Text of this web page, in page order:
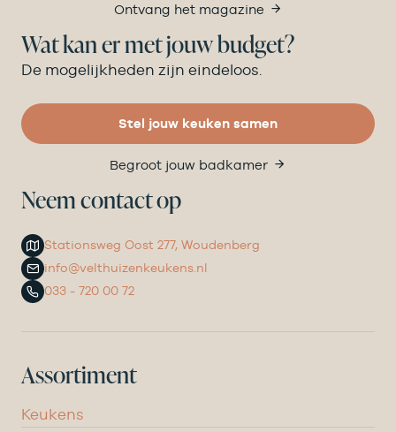
Ontvang het magazine
Wat kan er met jouw budget?
De mogelijkheden zijn eindeloos.
Stel jouw keuken samen
Begroot jouw badkamer
Neem contact op
Stationsweg Oost 277, Woudenberg
info@velthuizenkeukens.nl
033 - 720 00 72
Assortiment
Keukens